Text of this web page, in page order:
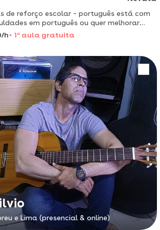
de reforço escolar – português está com
em português ou quer melhorar
para alunos do ensino
e ensino médio. entre em contato
h 1 aaula gratuita
e Lima (presencial & online)